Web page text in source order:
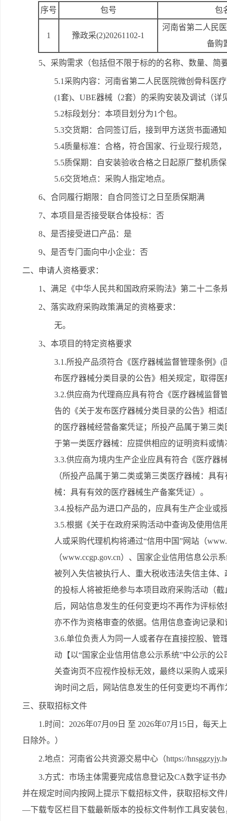
序号 包号 包
1 豫政采(2)20261102-1
河南省第二人民
备购
5、采购需求（包括但不限于标的的名称、数量、简
5.1采购内容：河南省第二人民医院微创骨科医
(1套)、UBE器械（2套）的采购安装及调试（详
5.2标段划分：本项目划分为1个包。
5.3交货期：合同签订后，接到甲方送货书面通
5.4质量标准：合格，符合国家、行业现行规范
5.5质保期：自安装验收合格之日起原厂整机质
5.6交货地点：采购人指定地点。
6、合同履行期限：自合同签订之日至质保期满
7、本项目是否接受联合体投标：否
8、是否接受进口产品：是
9、是否专门面向中小企业：否
二、申请人资格要求：
1、满足《中华人民共和国政府采购法》第二十二条
2、落实政府采购政策满足的资格要求：
无。
3、本项目的特定资格要求
3.1.所投产品须符合《医疗器械监督管理条例》
布医疗器械分类目录的公告》相关规定，取得
3.2.供应商为代理商应具有符合《医疗器械监督
告的《关于发布医疗器械分类目录的公告》相
的医疗器械经营备案凭证；所投产品属于第三
于第一类医疗器械：应提供相应的证明资料或情
3.3.供应商为境内生产企业应具有符合《医疗器
（所投产品属于第二类或第三类医疗器械：具
械：具有有效的医疗器械生产备案凭证）。
3.4.投标产品为进口产品的，应具有生产企业或
3.5.根据《关于在政府采购活动中查询及使用信
人或采购代理机构将通过“信用中国”网站（
（www.ccgp.gov.cn）、国家企业信用信息公示
被列入失信被执行人、重大税收违法失信主体
的投标人将被拒绝参与本项目政府采购活动（
后，网站信息发生的任何变更均不再作为评标
亦不作为资格审查的依据。信用信息查询记录
3.6.单位负责人为同一人或者存在直接控股、管
动【以“国家企业信用信息公示系统”中公示的
关查询页不应视作投标无效，最终以采购人或
询时间之后，网站信息发生的任何变更均不再作
三、获取招标文件
1.时间：2026年07月09日 至 2026年07月15日，每天
日除外。）
2.地点：河南省公共资源交易中心（https://
3.方式：市场主体需要完成信息登记及CA数字证书
并在规定时间内按网上提示下载招标文件，获取招标文
—下载专区栏目下载最新版本的投标文件制作工具安装